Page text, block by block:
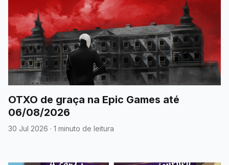
OTXO de graça na Epic Games até
06/08/2026
30 Jul 2026 · 1 minuto de leitura